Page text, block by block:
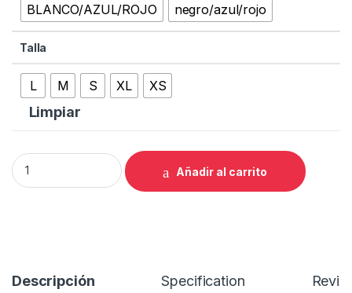
BLANCO/AZUL/ROJO negro/azul/rojo
Talla
L M S XL XS
Limpiar
JERSEY CUBE HOMBRE TEAMLINE quantity
Añadir al carrito
Descripción Specification